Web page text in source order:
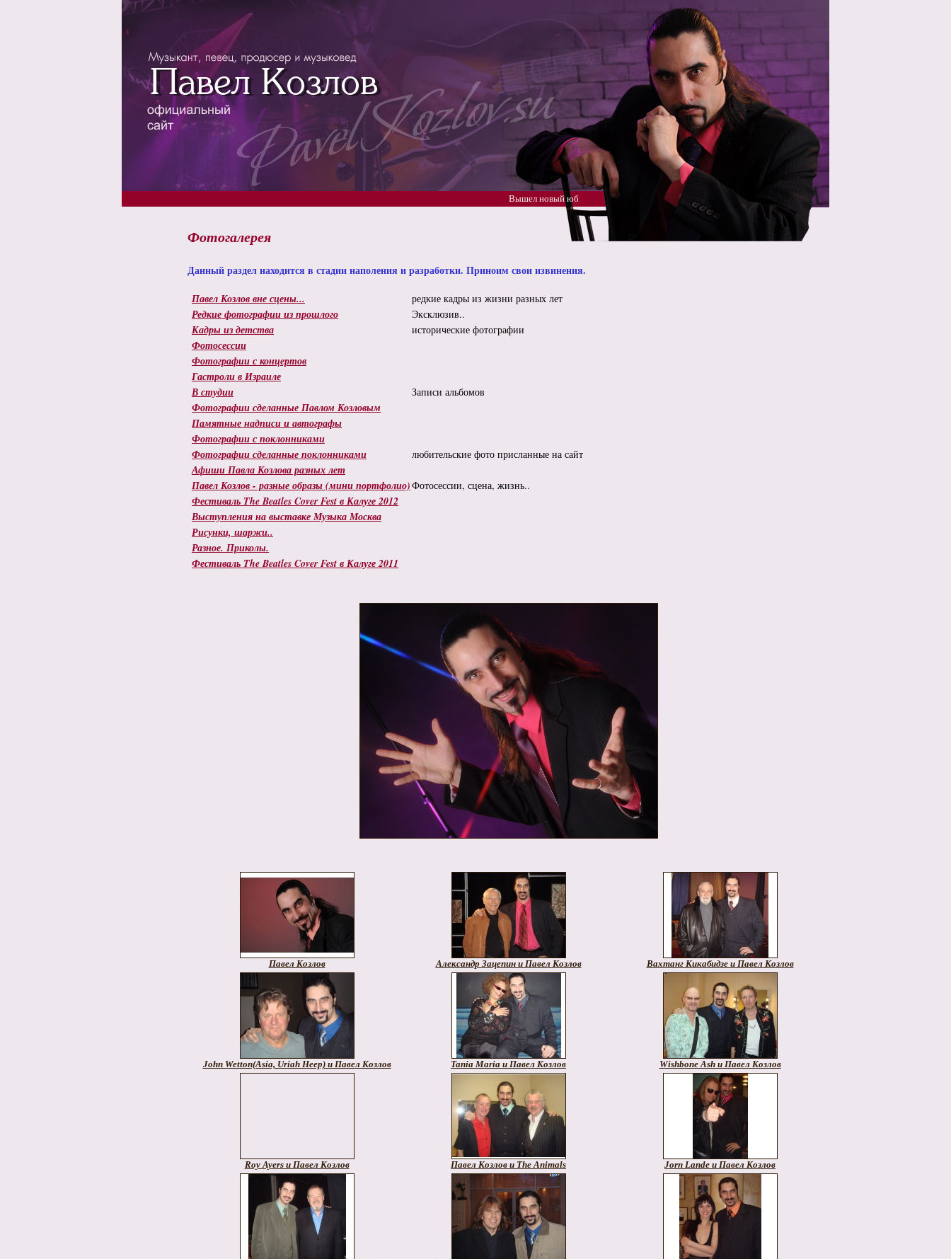
Вышел новый юбилейный альбом Павла Козлова "Попса и Музыка" 5 частей!
Фотогалерея
Данный раздел находится в стадии наполения и разработки. Приноим свои извинения.
Павел Козлов вне сцены... редкие кадры из жизни разных лет
Редкие фотографии из прошлого Эксклюзив..
Кадры из детства исторические фотографии
Фотосессии
Фотографии с концертов
Гастроли в Израиле
В студии
Записи альбомов
Фотографии сделанные Павлом Козловым
Памятные надписи и автографы
Фотографии с поклонниками
Фотографии сделанные поклонниками
любительские фото присланные на сайт
Афиши Павла Козлова разных лет
Павел Козлов - разные образы (мини портфолио)Фотосессии, сцена, жизнь..
Фестиваль The Beatles Cover Fest в Калуге 2012
Выступления на выставке Музыка Москва
Рисунки, шаржи..
Разное. Приколы.
Фестиваль The Beatles Cover Fest в Калуге 2011
Павел Козлов Александр Зацепин и Павел Козлов Вахтанг Кикабидзе и Павел Козлов
John Wetton(Asia, Uriah Heep) и Павел Козлов Tania Maria и Павел Козлов Wishbone Ash и Павел Козлов
Roy Ayers и Павел Козлов Павел Козлов и The Animals Jorn Lande и Павел Козлов